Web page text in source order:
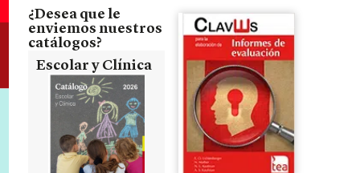
¿Desea que le
enviemos nuestros
catálogos?
Escolar y Clínica